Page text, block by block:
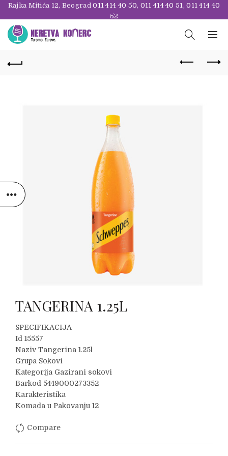
Rajka Mitića 12, Beograd011 414 40 50, 011 414 40 51,011 414 40
52
TANGERINA 1.25L
SPECIFIKACIJA
Id 15557
Naziv Tangerina 1.25l
Grupa Sokovi
Kategorija Gazirani sokovi
Barkod 5449000273352
Karakteristika
Komada u Pakovanju 12
Compare